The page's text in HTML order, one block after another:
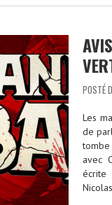
POSTÉ
Les
de
tombe
avec